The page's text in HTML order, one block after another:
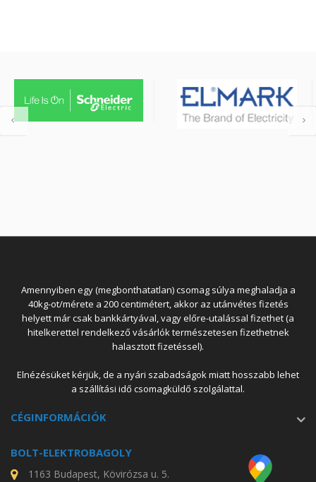
Amennyiben egy (megbonthatatlan) csomag súlya meghaladja a
40kg-ot/mérete a 200 centimétert, akkor az utánvétes fizetés
helyett már csak bankkártyával, vagy előre-utalással fizethet (a
hitelkerettel rendelkező vásárlók természetesen fizethetnek
halasztott fizetéssel).
Elnézésüket kérjük, de a nyári szabadságok miatt hosszabb lehet
a szállítási idő csomagküldő szolgálattal.
CÉGINFORMÁCIÓK
BOLT-ELEKTROBAGOLY
1163 Budapest, Kövirózsa u. 5.